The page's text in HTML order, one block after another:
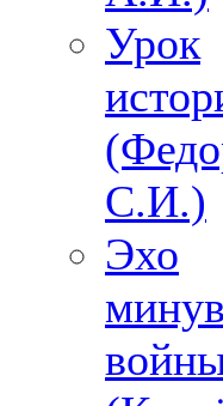
Урок
С.И.)
Эхо